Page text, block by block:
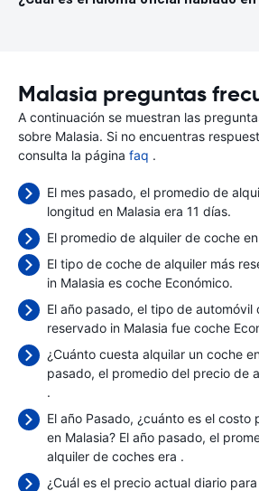
Malasia preguntas
A continuación se muestran las
sobre Malasia. Si no encuentras
consulta la página faq .
El mes pasado, el promedio de
longitud en Malasia era 11 días.
El promedio de alquiler de coche
El tipo de coche de alquiler más
in Malasia es coche Económico.
El año pasado, el tipo de automóvil
reservado in Malasia fue coche
¿Cuánto cuesta alquilar un coche
pasado, el promedio del precio de
.
El año Pasado, ¿cuánto es el costo
en Malasia? El año pasado, el
alquiler de coches era .
¿Cuál es el precio actual diario